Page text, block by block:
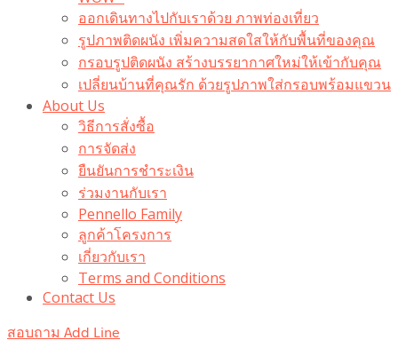
ออกเดินทางไปกับเราด้วย ภาพท่องเที่ยว
รูปภาพติดผนัง เพิ่มความสดใสให้กับพื้นที่ของคุณ
กรอบรูปติดผนัง สร้างบรรยากาศใหม่ให้เข้ากับคุณ
เปลี่ยนบ้านที่คุณรัก ด้วยรูปภาพใส่กรอบพร้อมแขวน​
About Us
วิธีการสั่งซื้อ
การจัดส่ง
ยืนยันการชำระเงิน
ร่วมงานกับเรา
Pennello Family
ลูกค้าโครงการ
เกี่ยวกับเรา
Terms and Conditions
Contact Us
สอบถาม Add Line